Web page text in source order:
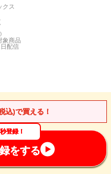
クス
象商品
配信
込)で買える！
登録！
をする